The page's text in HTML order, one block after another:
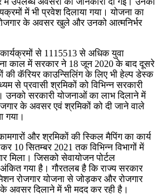
में भी प्रवेश दिलाया गया। योजना का
के अवसर खुले और उनको आत्मनिर्भर
से 1115513 से अधिक युवा
काल में सरकार ने 18 जून 2020 के बाद दूसरे
की कॅरियर काउन्सिलिंग के लिए भी हेल्प डेस्क
से प्रवासी श्रमिकों को विभिन्न सरकारी
उनको सरकारी योजनाओं का लाभ दिलाने में
के अवसर एवं श्रमिकों को दी जाने वाले
गया।
और श्रमिकों की स्किल मैपिंग का कार्य
10 सितम्बर 2021 तक विभिन्न विभागों में
मिला। जिसको सेवायोजन पोर्टल
गया है। गौरतलब है कि राज्य सरकार
रोजगार योजना से जोड़कर और रोजगार
अवसर दिलाने में भी मदद कर रही है।